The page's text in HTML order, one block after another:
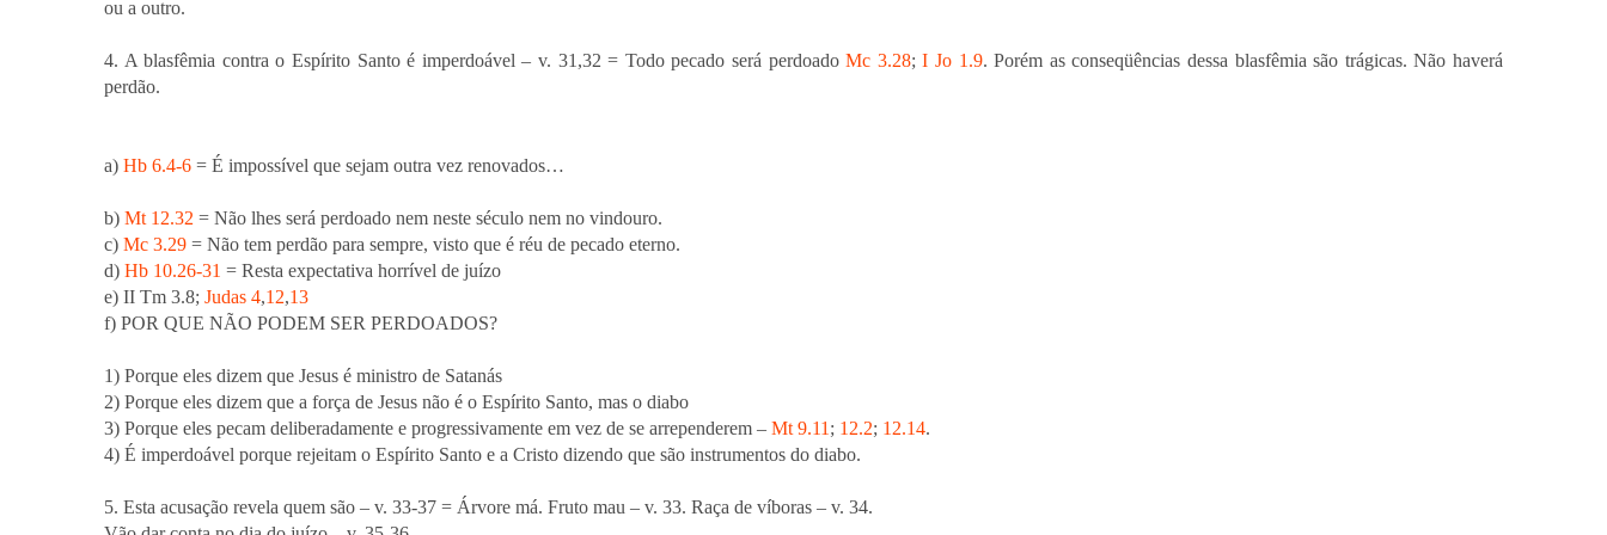
ou a outro.
4. A blasfêmia contra o Espírito Santo é imperdoável – v. 31,32 = Todo pecado será perdoadoMc 3.28;I Jo 1.9. Porém as conseqüências dessa blasfêmia são trágicas. Não haverá
perdão.
a) Hb 6.4-6 = É impossível que sejam outra vez renovados…
b) Mt 12.32 = Não lhes será perdoado nem neste século nem no vindouro.
c) Mc 3.29 = Não tem perdão para sempre, visto que é réu de pecado eterno.
d) Hb 10.26-31 = Resta expectativa horrível de juízo
e) II Tm 3.8; Judas 4,12,13
f) POR QUE NÃO PODEM SER PERDOADOS?
1) Porque eles dizem que Jesus é ministro de Satanás
2) Porque eles dizem que a força de Jesus não é o Espírito Santo, mas o diabo
3) Porque eles pecam deliberadamente e progressivamente em vez de se arrependerem – Mt 9.11 ; 12.2; 12.14.
4) É imperdoável porque rejeitam o Espírito Santo e a Cristo dizendo que são instrumentos do diabo.
5. Esta acusação revela quem são – v. 33-37 = Árvore má. Fruto mau – v. 33. Raça de víboras – v. 34.